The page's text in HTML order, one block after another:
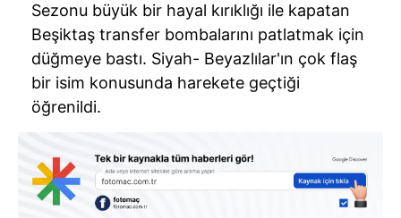
Sezonu büyük bir hayal kırıklığı ile kapatan
Beşiktaş transfer bombalarını patlatmak için
düğmeye bastı. Siyah- Beyazlılar'ın çok flaş
bir isim konusunda harekete geçtiği
öğrenildi.